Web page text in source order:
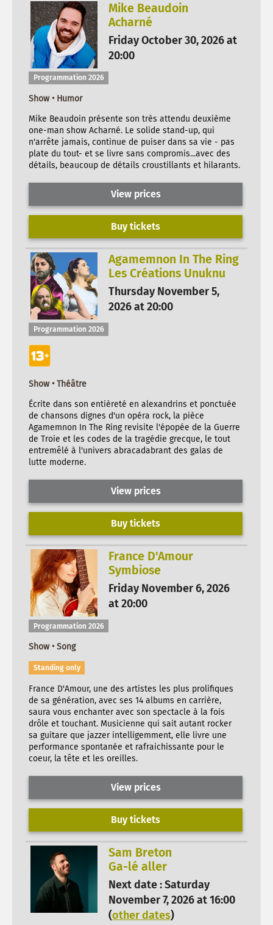
Mike Beaudoin
Acharné
Friday October 30, 2026 at
20:00
Programmation 2026
Show • Humor
Mike Beaudoin présente son très attendu deuxième
one-man show Acharné. Le solide stand-up, qui
n'arrête jamais, continue de puiser dans sa vie - pas
plate du tout- et se livre sans compromis...avec des
détails, beaucoup de détails croustillants et hilarants.
View prices
Buy tickets
Agamemnon In The Ring
Les Créations Unuknu
Thursday November 5,
2026 at 20:00
Programmation 2026
Show • Théâtre
Écrite dans son entièreté en alexandrins et ponctuée
de chansons dignes d'un opéra rock, la pièce
Agamemnon In The Ring revisite l'épopée de la Guerre
de Troie et les codes de la tragédie grecque, le tout
entremêlé à l'univers abracadabrant des galas de
lutte moderne.
View prices
Buy tickets
France D'Amour
Symbiose
Friday November 6, 2026
at 20:00
Programmation 2026
Show • Song
Standing only
France D'Amour, une des artistes les plus prolifiques
de sa génération, avec ses 14 albums en carrière,
saura vous enchanter avec son spectacle à la fois
drôle et touchant. Musicienne qui sait autant rocker
sa guitare que jazzer intelligemment, elle livre une
performance spontanée et rafraichissante pour le
coeur, la tête et les oreilles.
View prices
Buy tickets
Sam Breton
Ga-lé aller
Next date : Saturday
November 7, 2026 at 16:00
(other dates)